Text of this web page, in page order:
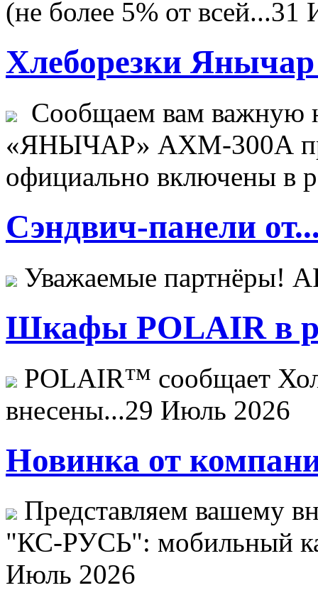
(не более 5% от всей...31
Хлеборезки Янычар
Сообщаем вам важную
«ЯНЫЧАР» АХМ-300А
официально включены в
Сэндвич-панели
Уважаемые
Шкафы POLAIR в
POLAIR™ сообщает
внесены...29 Июль 2026
Новинка от
Представляем вашему
"КС-РУСЬ": мобильный
Июль 2026